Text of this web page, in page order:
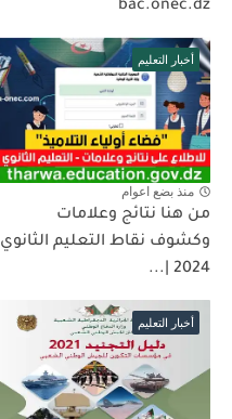
bac.onec.dz
أخبار التعليم
منذ بضع اعوام
من هنا نتائج وعلامات
وكشوف نقاط التعليم الثانوي
2024 |...
أخبار التعليم